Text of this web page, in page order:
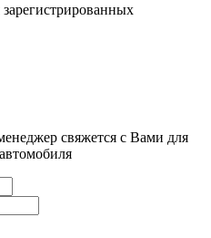
свяжется с Вами для